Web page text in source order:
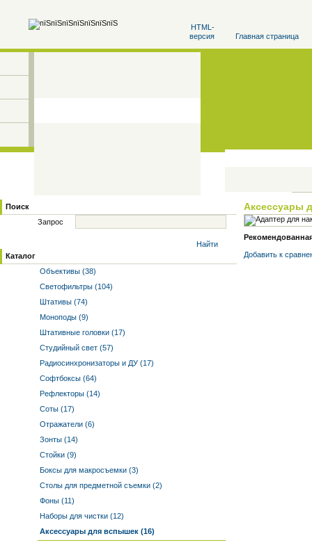
HTML-
версия
Главная страница
Поиск
Запрос
Найти
Каталог
Объективы (38)
Светофильтры (104)
Штативы (74)
Моноподы (9)
Штативные головки (17)
Студийный свет (57)
Радиосинхронизаторы и ДУ (17)
Софтбоксы (64)
Рефлекторы (14)
Соты (17)
Отражатели (6)
Зонты (14)
Стойки (9)
Боксы для макросъемки (3)
Столы для предметной съемки (2)
Фоны (11)
Наборы для чистки (12)
Аксессуары для вспышек (16)
Аксессуары
Добавить к